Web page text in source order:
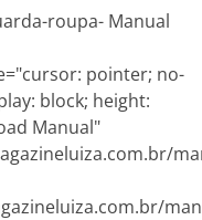
roupa- Manual
pointer; no-
block; height:
Manual"